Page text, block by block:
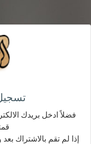
فضلاً ادخل بريدك
إذا لم تقم بالاشتراك